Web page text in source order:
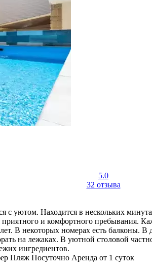
5.0
32 отзыва
с уютом. Находится в нескольких
и комфортного пребывания.
В некоторых номерах есть балконы. В
на лежаках. В уютной столовой
ингредиентов.
Пляж Посуточно Аренда от 1 суток